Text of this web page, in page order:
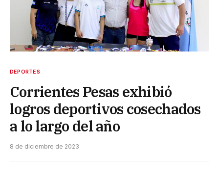
DEPORTES
Corrientes Pesas exhibió
logros deportivos cosechados
a lo largo del año
8 de diciembre de 2023